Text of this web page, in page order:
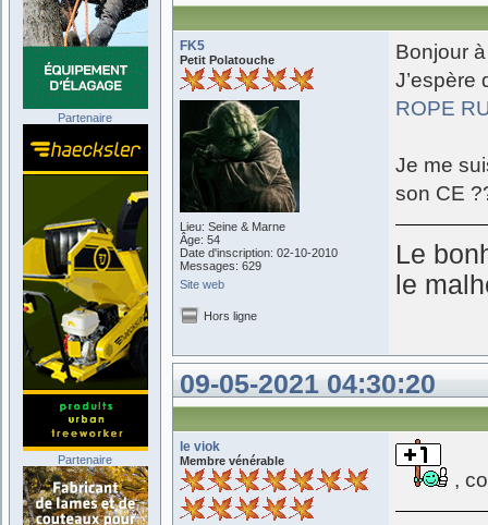
FK5
Petit Polatouche
Lieu: Seine & Marne
Âge: 54
Date d'inscription: 02-10-2010
Messages: 629
Site web
Bonjour
J’espère
ROPE
Je me
son CE
Le
le
Hors ligne
09-05-2021 04:30:20
le viok
Membre vénérable
,
Partenaire
Partenaire